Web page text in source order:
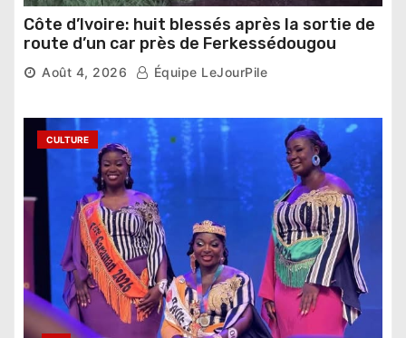
Côte d’Ivoire: huit blessés après la sortie de
route d’un car près de Ferkessédougou
Août 4, 2026 Équipe LeJourPile
CULTURE